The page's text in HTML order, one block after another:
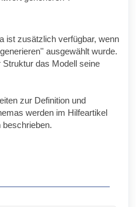
ist zusätzlich verfügbar, wenn
ausgewählt wurde.
das Modell seine
zur Definition und
werden im Hilfeartikel
beschrieben.